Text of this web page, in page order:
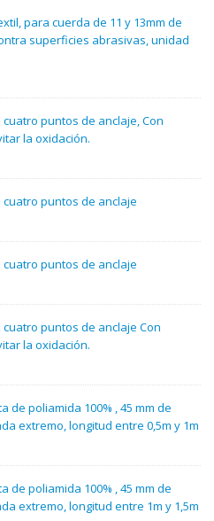
para cuerda de 11 y 13mm de
superficies abrasivas, unidad
puntos de anclaje, Con
la oxidación.
puntos de anclaje
puntos de anclaje
puntos de anclaje Con
la oxidación.
de poliamida 100% , 45 mm de
extremo, longitud entre 0,5m y 1m
de poliamida 100% , 45 mm de
extremo, longitud entre 1m y 1,5m